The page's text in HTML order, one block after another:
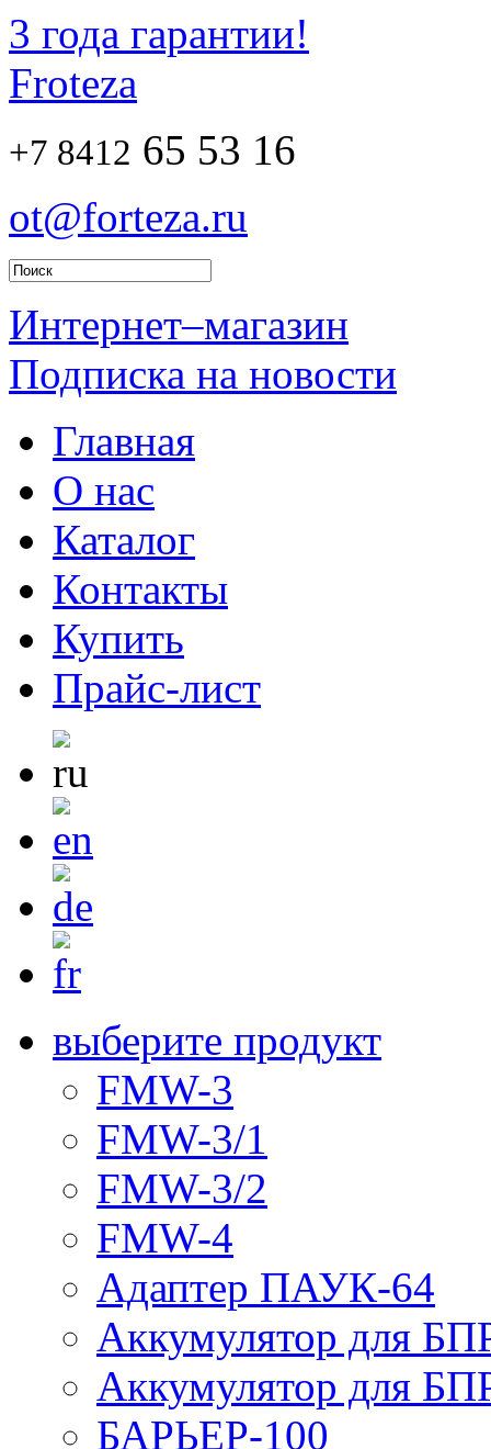
3 года гарантии!
Froteza
+7 8412 65 53 16
ot@forteza.ru
Интернет–магазин
Подписка на новости
Главная
О нас
Каталог
Контакты
Купить
Прайс-лист
выберите продукт
FMW-3
FMW-3/1
FMW-3/2
FMW-4
Адаптер ПАУК-64
Аккумулятор для
Аккумулятор для
БАРЬЕР-100